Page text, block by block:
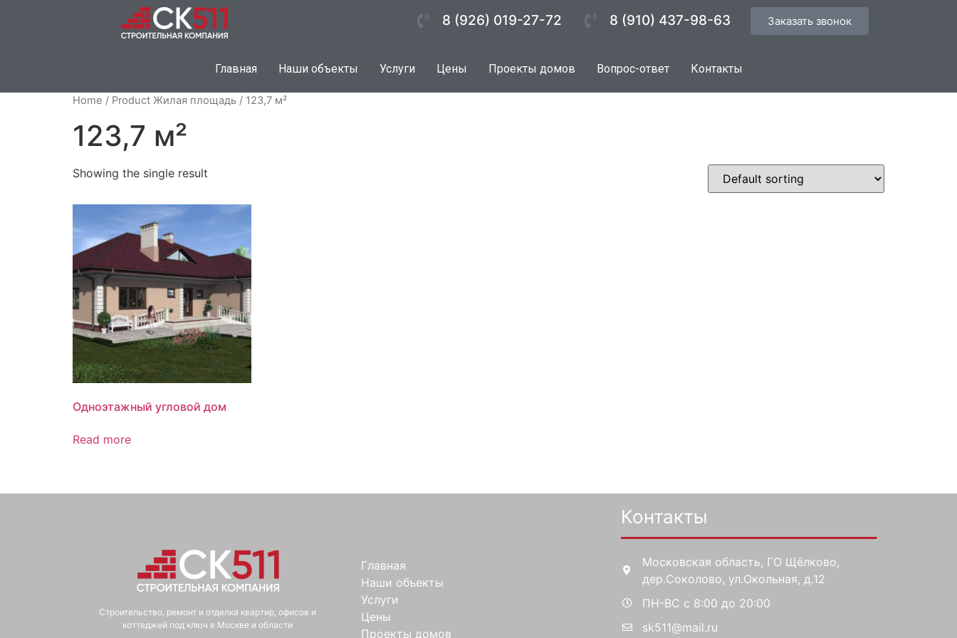
8 (926) 019-27-72 8 (910) 437-98-63 Заказать звонок
Главная Наши объекты Услуги Цены Проекты домов Вопрос-ответ Контакты
Home / Product Жилая площадь / 123,7 м²
123,7 м²
Showing the single result
Одноэтажный угловой дом
Read more
Строительство, ремонт и отделка квартир, офисов и
коттеджей под ключ в Москве и области
Главная
Наши объекты
Услуги
Цены
Проекты домов
Контакты
Московская область, ГО Щёлково,
дер.Соколово, ул.Окольная, д.12
ПН-ВС с 8:00 до 20:00
sk511@mail.ru